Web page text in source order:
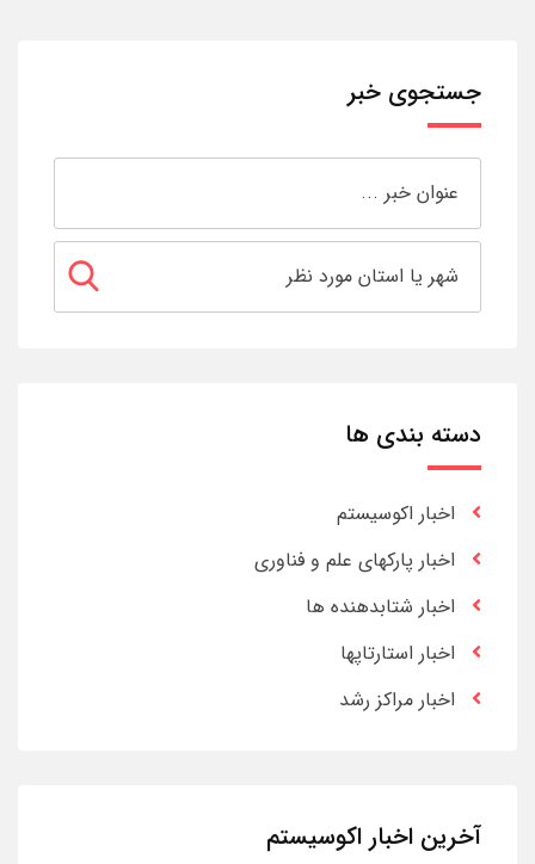
جستجوی خبر
دسته بندی ها
اخبار اکوسیستم
اخبار پارکهای علم و فناوری
اخبار شتابدهنده ها
اخبار استارتاپها
اخبار مراکز رشد
آخرین اخبار اکوسیستم